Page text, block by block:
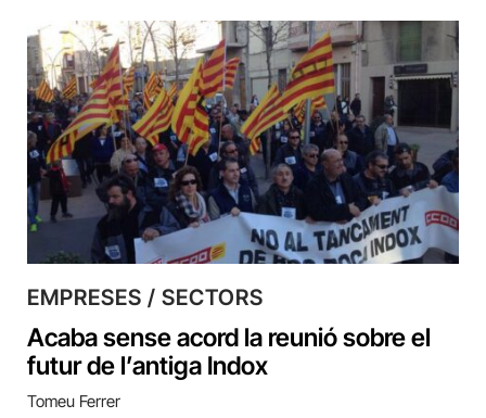
EMPRESES / SECTORS
Acaba sense acord la reunió sobre el
futur de l’antiga Indox
Tomeu Ferrer